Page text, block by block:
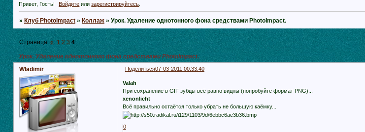
Привет, Гость! Войдите илизарегистрируйтесь
» Клуб PhotoImpact » Коллаж » Урок. Удаление однотонного фона средствами PhotoImpact.
Урок. Удаление однотонного фона средствами PhotoImpact.
Страница: « 1 2 3 4
Поделиться07-03-2011 00:33:40
Wladimir
Valah
При сохранение в GIF зубцы всё равно видны (попробуйте формат PNG)...
xenonlicht
Всё правильно остаётся только убрать не большую каёмку...
0